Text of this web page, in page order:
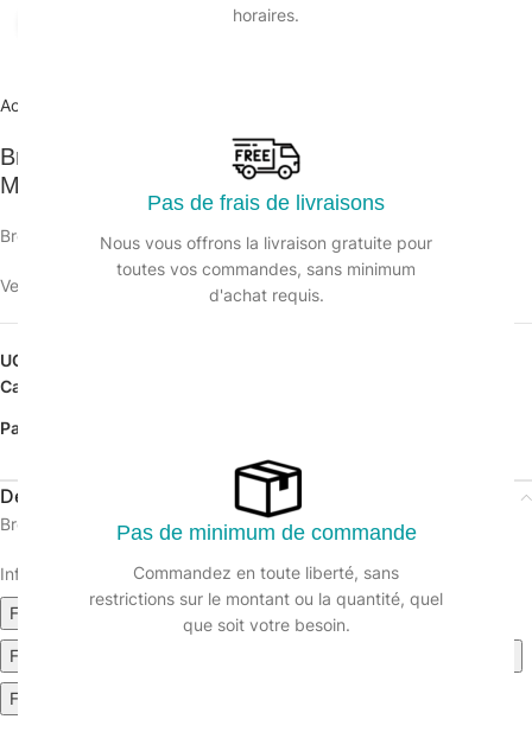
horaires.
Pas de frais de livraisons
Nous vous offrons la livraison gratuite pour
toutes vos commandes, sans minimum
d'achat requis.
Pas de minimum de commande
Commandez en toute liberté, sans
restrictions sur le montant ou la quantité, quel
que soit votre besoin.
Accueil
Brosse mains et ongles souple avec poignée /
Monture 13cm
Brosse avec poignée. Monture 13 cm.
Veuillez vous connecter pour voir les prix.
UGS :
Catégorie :
Partager:
Description
Brosse avec poignée. Monture 13 cm.
Informations sur le produit :
Fiche technique BC (304.7k)
Fiche technique BU (355.07k)
Fiche technique JA (332.19k)